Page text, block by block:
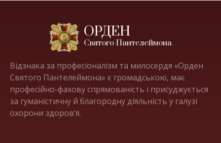
ОРДЕН
Святого Пантелеймона
Відзнака за професіоналізм та милосердя «Орден
Святого Пантелеймона» є громадською, має
професійно-фахову спрямованість і присуджується
за гуманістичну й благородну діяльність у галузі
охорони здоров’я.